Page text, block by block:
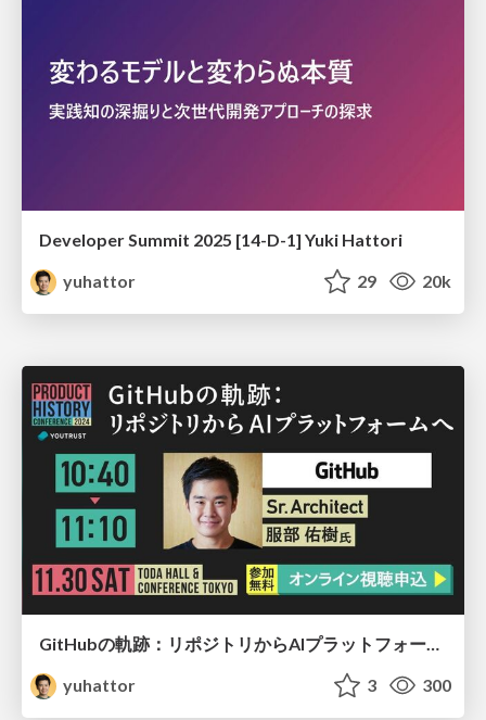
Developer Summit 2025 [14-D-1] Yuki Hattori
yuhattor
29 20k
GitHubの軌跡：リポジトリからAIプラットフォームへ
yuhattor
3 300